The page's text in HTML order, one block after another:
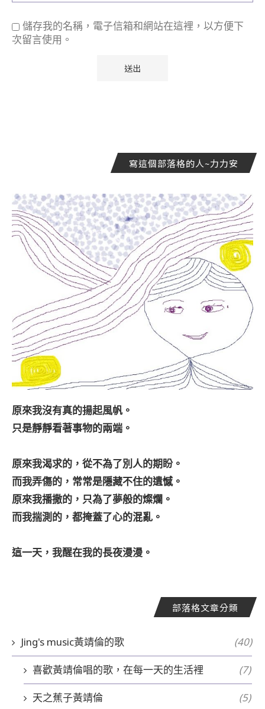
儲存我的名稱，電子信箱和網站在這裡，以方便下
次留言使用。
寫這個部落格的人~力力安
原來我沒有真的揚起風帆。
只是靜靜看著事物的兩端。
原來我渴求的，從不為了別人的期盼。
而我弄傷的，常常是隱藏不住的遺憾。
原來我播撒的，只為了夢般的燦爛。
而我揣測的，都掩蓋了心的混亂。
這一天，我醒在我的長夜漫漫。
部落格文章分類
Jing's music黃靖倫的歌 (40)
喜歡黃靖倫唱的歌，在每一天的生活裡 (7)
天之蕉子黃靖倫 (5)